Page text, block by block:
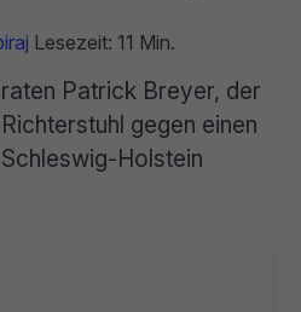
Lesezeit: 11 Min.
Patrick Breyer, der
gegen einen
Holstein